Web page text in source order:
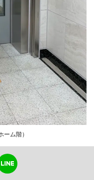
ム階）